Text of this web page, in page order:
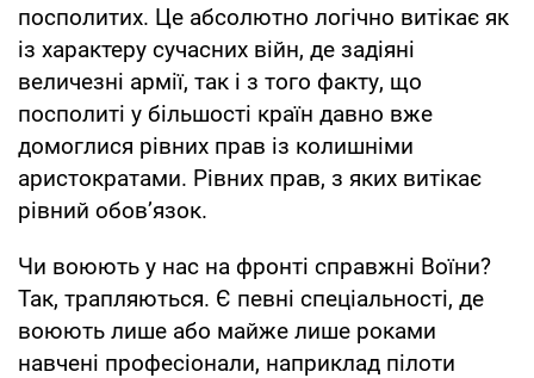
посполитих. Це абсолютно логічно витікає як
із характеру сучасних війн, де задіяні
величезні армії, так і з того факту, що
посполиті у більшості країн давно вже
домоглися рівних прав із колишніми
аристократами. Рівних прав, з яких витікає
рівний обов’язок.
Чи воюють у нас на фронті справжні Воїни?
Так, трапляються. Є певні спеціальності, де
воюють лише або майже лише роками
навчені професіонали, наприклад пілоти